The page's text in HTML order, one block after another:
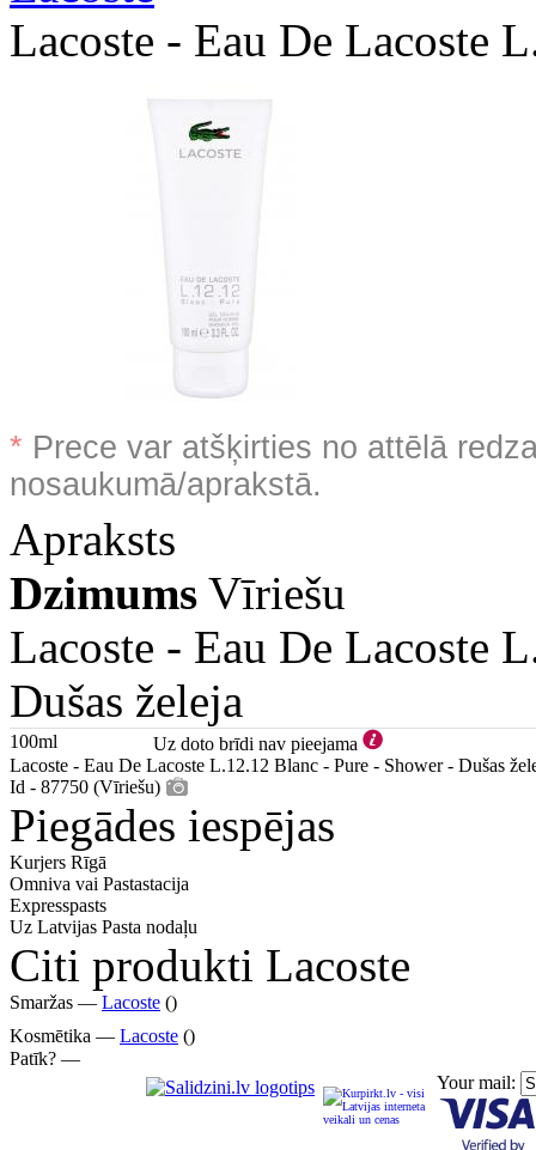
Lacoste - Eau De Lacoste
* Prece var atšķirties no attēlā
nosaukumā/aprakstā.
Apraksts
Dzimums Vīriešu
Lacoste - Eau De Lacoste
Dušas želeja
100ml
Uz doto brīdi nav pieejama
Lacoste - Eau De Lacoste L.12.12 Blanc - Pure - Shower - Dušas
Id - 87750 (Vīriešu)
Piegādes iespējas
Kurjers Rīgā
Omniva vai Pastastacija
Expresspasts
Uz Latvijas Pasta nodaļu
Citi produkti Lacoste
Smaržas — Lacoste ()
Kosmētika — Lacoste ()
Patīk? —
Your mail: